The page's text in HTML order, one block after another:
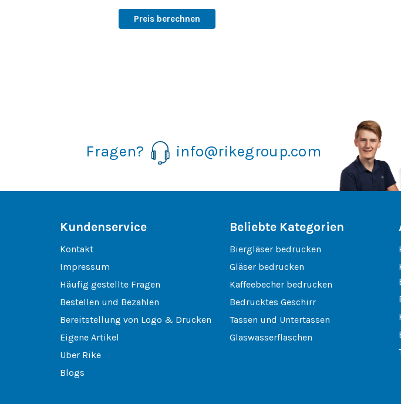
Preis berechnen
Fragen? info@rikegroup.com
Kundenservice
Kontakt
Impressum
Häufig gestellte Fragen
Bestellen und Bezahlen
Bereitstellung von Logo & Drucken
Eigene Artikel
Uber Rike
Blogs
Beliebte Kategorien
Biergläser bedrucken
Gläser bedrucken
Kaffeebecher bedrucken
Bedrucktes Geschirr
Tassen und Untertassen
Glaswasserflaschen